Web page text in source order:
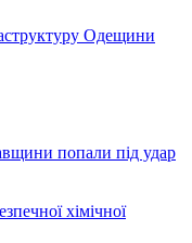
Одещини
попали під удар
хімічної